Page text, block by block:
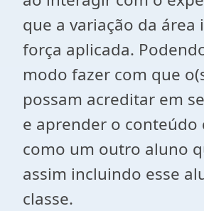
que a variação da área
força aplicada.
modo fazer com que
possam acreditar em
e aprender o conteúdo
como um outro aluno
assim incluindo esse
classe.